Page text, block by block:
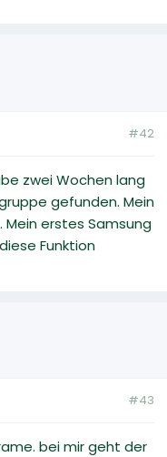
#42
zwei Wochen lang
gefunden. Mein
erstes Samsung
Funktion
#43
bei mir geht der